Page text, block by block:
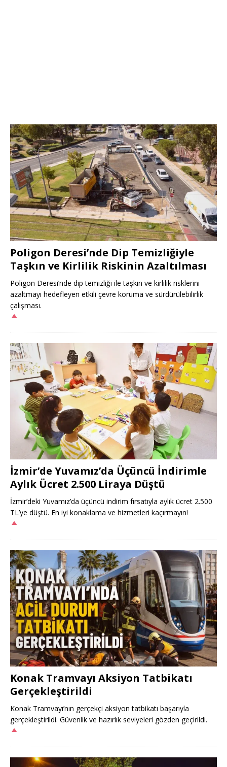
Poligon Deresi’nde Dip Temizliğiyle
Taşkın ve Kirlilik Riskinin Azaltılması
Poligon Deresi’nde dip temizliği ile taşkın ve kirlilik risklerini
azaltmayı hedefleyen etkili çevre koruma ve sürdürülebilirlik
çalışması.
İzmir’de Yuvamız’da Üçüncü İndirimle
Aylık Ücret 2.500 Liraya Düştü
İzmir’deki Yuvamız’da üçüncü indirim fırsatıyla aylık ücret 2.500
TL’ye düştü. En iyi konaklama ve hizmetleri kaçırmayın!
Konak Tramvayı Aksiyon Tatbikatı
Gerçekleştirildi
Konak Tramvayı’nın gerçekçi aksiyon tatbikatı başarıyla
gerçekleştirildi. Güvenlik ve hazırlık seviyeleri gözden geçirildi.